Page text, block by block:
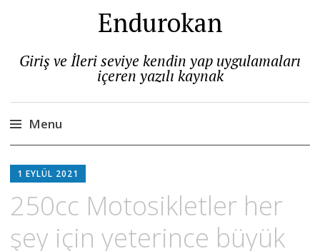
Endurokan
Giriş ve İleri seviye kendin yap uygulamaları
içeren yazılı kaynak
Menu
to
1 EYLÜL 2021
250cc Motosikletler her
şey için yeterince büyük